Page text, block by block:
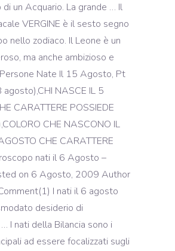
di un Acquario. La grande … Il
VERGINE è il sesto segno
nello zodiaco. Il Leone è un
ma anche ambizioso e
Nate Il 15 Agosto, Pt
agosto),CHI NASCE IL 5
CARATTERE POSSIEDE
CHE NASCONO IL
CHE CARATTERE
nati il 6 Agosto –
on 6 Agosto, 2009 Author
I nati il 6 agosto
desiderio di
I nati della Bilancia sono i
ad essere focalizzati sugli